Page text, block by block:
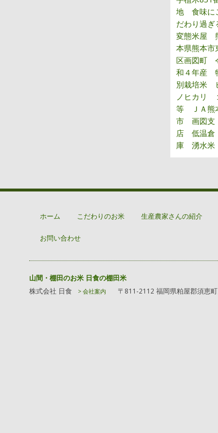
ホーム こだわりのお米 生産農家さんの紹介
お問い合わせ
山間・棚田のお米 日食の棚田米
株式会社 日食
> 会社案内 〒811-2112 福岡県粕屋郡須恵